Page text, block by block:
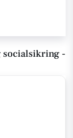
-